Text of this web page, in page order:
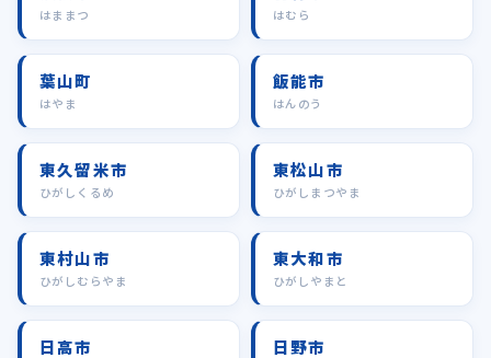
はままつ はむら
葉山町
はやま
飯能市
はんのう
東久留米市
ひがしくるめ
東松山市
ひがしまつやま
東村山市
ひがしむらやま
東大和市
ひがしやまと
日高市 日野市